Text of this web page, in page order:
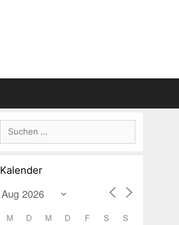
Suchen
nach:
Kalender
M D M D F S
S